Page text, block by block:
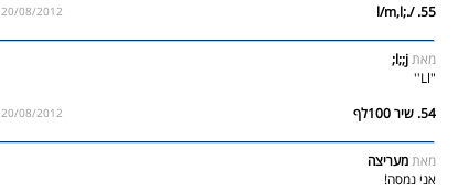
55. /.;l/m,l
20/08/2012 - 17:02
מאתl;;j;
"Ll''
54. שיר 100לף
20/08/2012 - 11:41
מאתמעריצה
אני נמסה!